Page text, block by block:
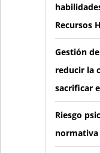
Recursos
Gestión
reducir la
sacrificar
Riesgo
normativa